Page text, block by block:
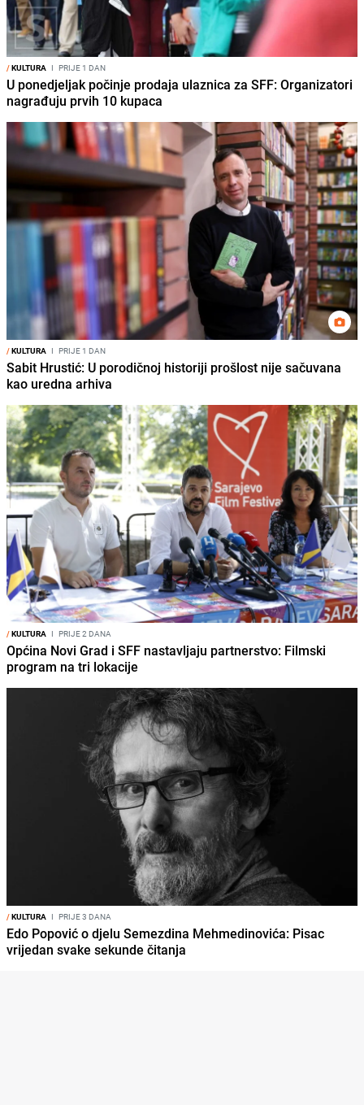
/KULTURA I PRIJE 1 DAN
U ponedjeljak počinje prodaja ulaznica za SFF: Organizatori
nagrađuju prvih 10 kupaca
/KULTURA I PRIJE 1 DAN
Sabit Hrustić: U porodičnoj historiji prošlost nije sačuvana
kao uredna arhiva
/KULTURA I PRIJE 2 DANA
Općina Novi Grad i SFF nastavljaju partnerstvo: Filmski
program na tri lokacije
/KULTURA I PRIJE 3 DANA
Edo Popović o djelu Semezdina Mehmedinovića: Pisac
vrijedan svake sekunde čitanja